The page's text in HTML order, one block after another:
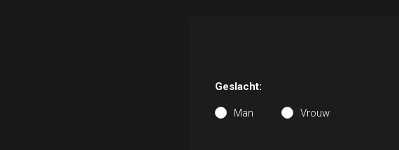
Geslacht:
Man Vrouw